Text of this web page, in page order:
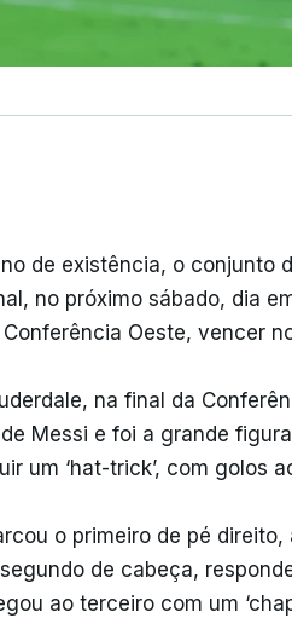
de existência, o conjunto
no próximo sábado, dia
Oeste, vencer
na final da
de Messi e foi a grande
um ‘hat-trick’, com golos
o primeiro de pé
de cabeça,
ao terceiro com um